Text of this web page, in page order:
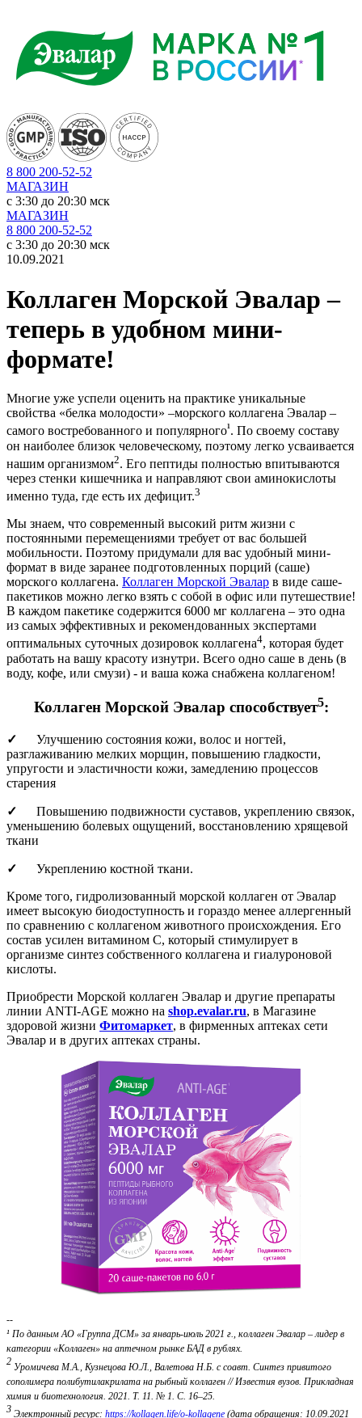
8 800 200-52-52
МАГАЗИН
c 3:30 до 20:30 мск
МАГАЗИН
8 800 200-52-52
c 3:30 до 20:30 мск
10.09.2021
Коллаген Морской Эвалар –
теперь в удобном мини-
формате!
Многие уже успели оценить на практике уникальные
свойства «белка молодости» –морского коллагена Эвалар –
самого востребованного и популярного¹. По своему составу
он наиболее близок человеческому, поэтому легко усваивается
нашим организмом2. Его пептиды полностью впитываются
через стенки кишечника и направляют свои аминокислоты
именно туда, где есть их дефицит.3
Мы знаем, что современный высокий ритм жизни с
постоянными перемещениями требует от вас большей
мобильности. Поэтому придумали для вас удобный мини-
формат в виде заранее подготовленных порций (саше)
морского коллагена. Коллаген Морской Эвалар в виде саше-
пакетиков можно легко взять с собой в офис или путешествие!
В каждом пакетике содержится 6000 мг коллагена – это одна
из самых эффективных и рекомендованных экспертами
оптимальных суточных дозировок коллагена4, которая будет
работать на вашу красоту изнутри. Всего одно саше в день (в
воду, кофе, или смузи) - и ваша кожа снабжена коллагеном!
Коллаген Морской Эвалар способствует5:
✓ Улучшению состояния кожи, волос и ногтей,
разглаживанию мелких морщин, повышению гладкости,
упругости и эластичности кожи, замедлению процессов
старения
✓ Повышению подвижности суставов, укреплению связок,
уменьшению болевых ощущений, восстановлению хрящевой
ткани
✓
Укреплению костной ткани.
Кроме того, гидролизованный морской коллаген от Эвалар
имеет высокую биодоступность и гораздо менее аллергенный
по сравнению с коллагеном животного происхождения. Его
состав усилен витамином С, который стимулирует в
организме синтез собственного коллагена и гиалуроновой
кислоты.
Приобрести Морской коллаген Эвалар и другие препараты
линии ANTI-AGE можно на shop.evalar.ru, в Магазине
здоровой жизни Фитомаркет, в фирменных аптеках сети
Эвалар и в других аптеках страны.
--
¹ По данным АО «Группа ДСМ» за январь-июль 2021 г., коллаген Эвалар – лидер в
категории «Коллаген» на аптечном рынке БАД в рублях.
2 Уромичева М.А., Кузнецова Ю.Л., Валетова Н.Б. с соавт. Синтез привитого
сополимера полибутилакрилата на рыбный коллаген // Известия вузов. Прикладная
химия и биотехнология. 2021. Т. 11. № 1. С. 16–25.
3 Электронный ресурс: https://kollagen.life/o-kollagene (дата обращения: 10.09.2021